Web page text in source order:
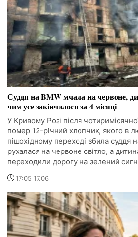
Суддя на BMW мчала на червоне,
чим усе закінчилося за 4 місяці
У Кривому Розі після
помер 12-річний хлопчик, якого в
пішохідному переході збила суддя
рухалася на червоне світло, а
переходили дорогу на зелений
17:05 17.06